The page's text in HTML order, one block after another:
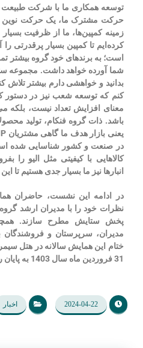
توسعه همکاری ما با شرکت طبیعت
حرکت مشترک ما، یک حرکت نوین
زمینه کمپین‌ها، ما از ظرفیت
کرده‌ایم تا کمپین بسیار پرقدرتی
است؛ به برندهای خود گروه بیشتر
شما آورده خواهد داشت. مجموعه
بدانید و خواهشی دارم بیشتر تلاش
کنم که توسعه شعب نیز در دستور
معنای افزایش تعداد نیست، بلکه
باشد. ذات گروه فنکام، تولید
یعنی بازار هدف ما گاهی مشتریان
در صنعت و کشور شناسایی شده
کالاهایی با کیفیتی مثل الیو را
انبارها نیز ما بسیار جدی هستیم تا
در ادامه این نشست، حاضران
نظرات خود را با مدیران ارشد
پخش ستایش مطرح سازند.
مدیران، سرپرستان و
ختام این همایش سالانه در هتل
31 فروردین ماه سال 1403 به پایان رسید.
2024-04-22 اخبار